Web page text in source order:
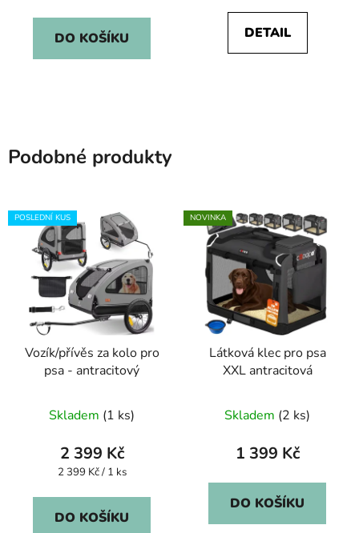
DO KOŠÍKU DETAIL
Podobné produkty
POSLEDNÍ KUS
Vozík/přívěs za kolo pro
psa - antracitový
Skladem (1 ks)
2 399 Kč
Měrná
2 399 Kč / 1 ks
DO KOŠÍKU
NOVINKA
Látková klec pro psa
XXL antracitová
hodnocení
produktu
5,0
z
Skladem (2 ks)
1 399 Kč
DO KOŠÍKU